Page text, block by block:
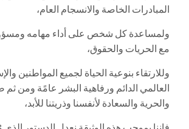
المبادرات الخاصة والانسجام العام،
ولمساعدة كل شخص على أداء مهامه
مع الحريات والحقوق،
وللارتقاء بنوعية الحياة لجميع المواطنين
العالمي الدائم ورفاهية البشر عامًة ومن ثم
والحرية والسعادة لأنفسنا وذريتنا للأبد،